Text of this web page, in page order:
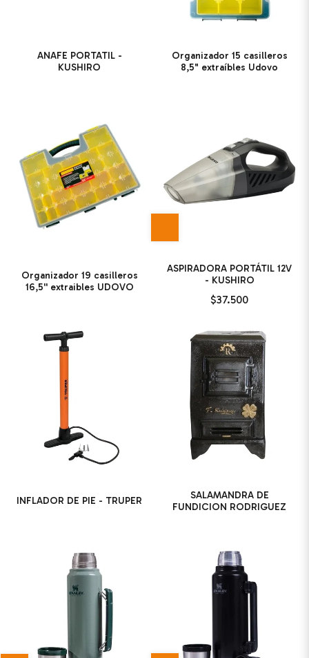
ANAFE PORTATIL -
KUSHIRO
Organizador 15 casilleros
8,5" extraíbles Udovo
Organizador 19 casilleros
16,5'' extraibles UDOVO
ASPIRADORA PORTÁTIL 12V
- KUSHIRO
$37.500
INFLADOR DE PIE - TRUPER
SALAMANDRA DE
FUNDICION RODRIGUEZ